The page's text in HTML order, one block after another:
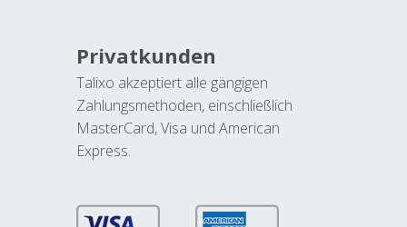
Privatkunden
Talixo akzeptiert alle gängigen
Zahlungsmethoden, einschließlich
MasterCard, Visa und American
Express.